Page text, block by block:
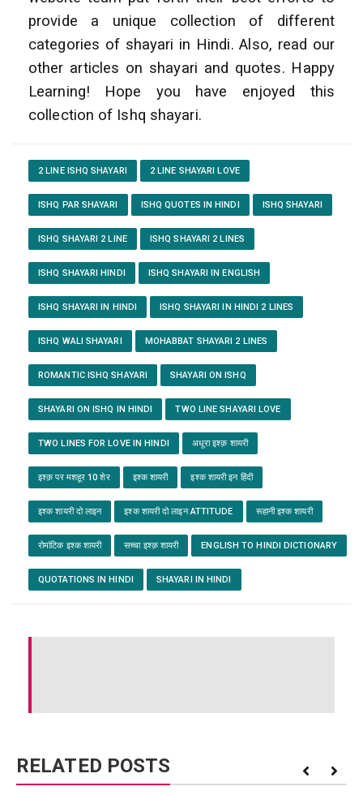
provide a unique collection of different
categories of shayari in Hindi. Also, read our
other articles on shayari and quotes. Happy
Learning! Hope you have enjoyed this
collection of Ishq shayari.
2 LINE ISHQ SHAYARI 2 LINE SHAYARI LOVE
ISHQ PAR SHAYARI ISHQ QUOTES IN HINDI ISHQ SHAYARI
ISHQ SHAYARI 2 LINE ISHQ SHAYARI 2 LINES
ISHQ SHAYARI HINDI ISHQ SHAYARI IN ENGLISH
ISHQ SHAYARI IN HINDI ISHQ SHAYARI IN HINDI 2 LINES
ISHQ WALI SHAYARI MOHABBAT SHAYARI 2 LINES
ROMANTIC ISHQ SHAYARI SHAYARI ON ISHQ
SHAYARI ON ISHQ IN HINDI TWO LINE SHAYARI LOVE
TWO LINES FOR LOVE IN HINDI अधूरा इश्क़ शायरी
इश्क़ पर मशहूर 10 शेर इश्क शायरी इश्क शायरी इन हिंदी
इश्क शायरी दो लाइन इश्क शायरी दो लाइन ATTITUDE रूहानी इश्क शायरी
रोमांटिक इश्क शायरी सच्चा इश्क़ शायरी ENGLISH TO HINDI DICTIONARY
QUOTATIONS IN HINDI SHAYARI IN HINDI
RELATED POSTS